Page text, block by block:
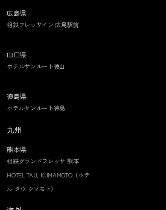
広島県
相鉄フレッサイン 広島駅前
山口県
ホテルサンルート徳山
徳島県
ホテルサンルート徳島
九州
熊本県
相鉄グランドフレッサ 熊本
HOTEL TAU, KUMAMOTO（ホテ
ル タウ クマモト）